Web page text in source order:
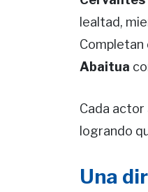
lealtad,
Completan
Abaitua
Cada
logrando
Una